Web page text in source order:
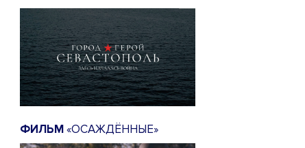
ФИЛЬМ«ОСАЖДЁННЫЕ»